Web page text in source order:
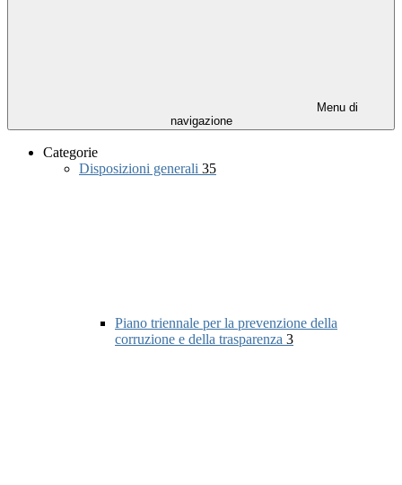
Menu di
navigazione
Categorie
Disposizioni generali 35
Piano triennale per la prevenzione della
corruzione e della trasparenza 3